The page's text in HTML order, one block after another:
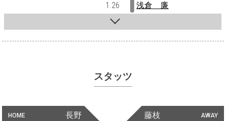
1.26
浅倉 廉
スタッツ
HOME 長野 AWAY
藤枝